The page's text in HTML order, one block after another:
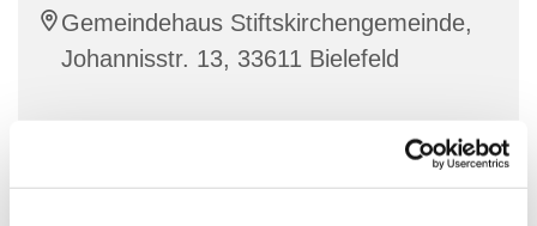
Gemeindehaus Stiftskirchengemeinde,
Johannisstr. 13, 33611 Bielefeld